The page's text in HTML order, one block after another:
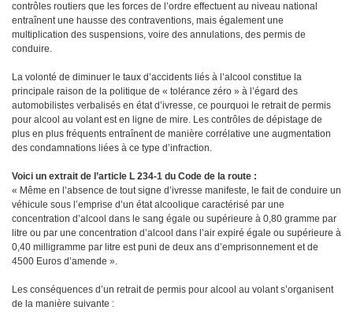
contrôles routiers que les forces de l’ordre effectuent au niveau national
entraînent une hausse des contraventions, mais également une
multiplication des suspensions, voire des annulations, des permis de
conduire.
La volonté de diminuer le taux d’accidents liés à l’alcool constitue la
principale raison de la politique de « tolérance zéro » à l’égard des
automobilistes verbalisés en état d’ivresse, ce pourquoi le retrait de permis
pour alcool au volant est en ligne de mire. Les contrôles de dépistage de
plus en plus fréquents entraînent de manière corrélative une augmentation
des condamnations liées à ce type d’infraction.
Voici un extrait de l’article L 234-1 du Code de la route :
« Même en l’absence de tout signe d’ivresse manifeste, le fait de conduire un
véhicule sous l’emprise d’un état alcoolique caractérisé par une
concentration d’alcool dans le sang égale ou supérieure à 0,80 gramme par
litre ou par une concentration d’alcool dans l’air expiré égale ou supérieure à
0,40 milligramme par litre est puni de deux ans d’emprisonnement et de
4500 Euros d’amende ».
Les conséquences d’un retrait de permis pour alcool au volant s’organisent
de la manière suivante :